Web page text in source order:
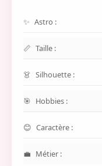
Astro :
Taille :
Silhouette :
Hobbies :
Caractère :
Métier :